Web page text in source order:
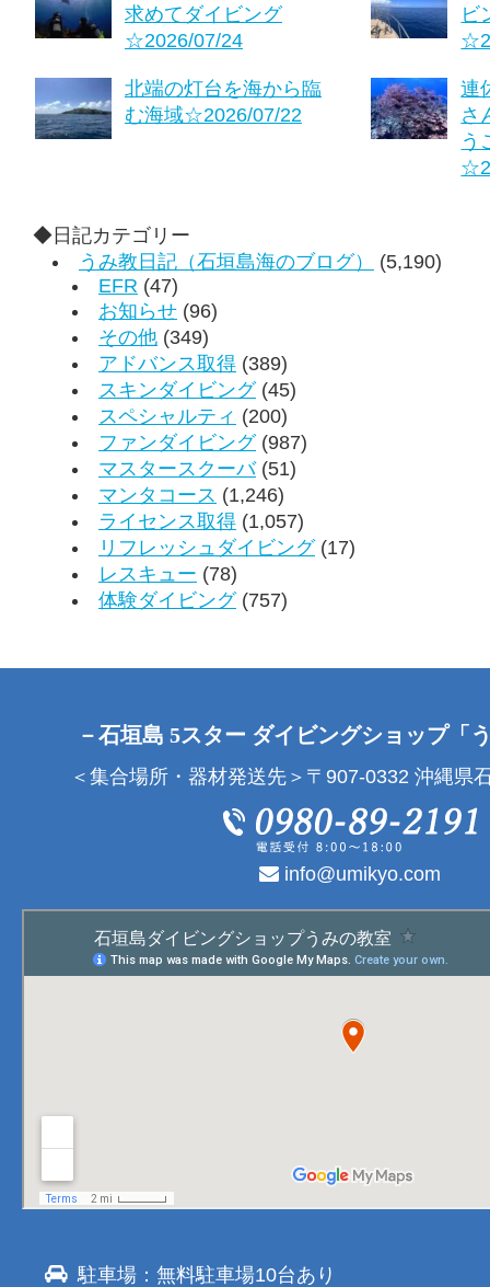
求めてダイビング
☆2026/07/24
ビ
北端の灯台を海から臨
む海域☆2026/07/22
連
さ
う
◆日記カテゴリー
うみ教日記（石垣島海のブログ）
(5,190)
EFR (47)
お知らせ (96)
その他 (349)
アドバンス取得 (389)
スキンダイビング(45)
スペシャルティ (200)
ファンダイビング(987)
マスタースクーバ(51)
マンタコース (1,246)
ライセンス取得 (1,057)
リフレッシュダイビング(17)
レスキュー (78)
体験ダイビング(757)
－石垣島 5スター ダイビングショップ「
＜集合場所・器材発送先＞〒907-0332 沖縄県
info@umikyo.com
駐車場：無料駐車場10台あり